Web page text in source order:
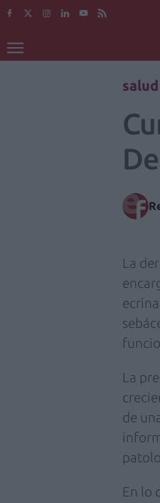
salud
La
La
de
En lo